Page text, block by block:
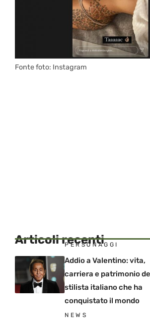
Fonte foto: Instagram
Articoli recenti
PERSONAGGI
Addio a Valentino: vita,
carriera e patrimonio
stilista italiano che ha
conquistato il mondo
NEWS